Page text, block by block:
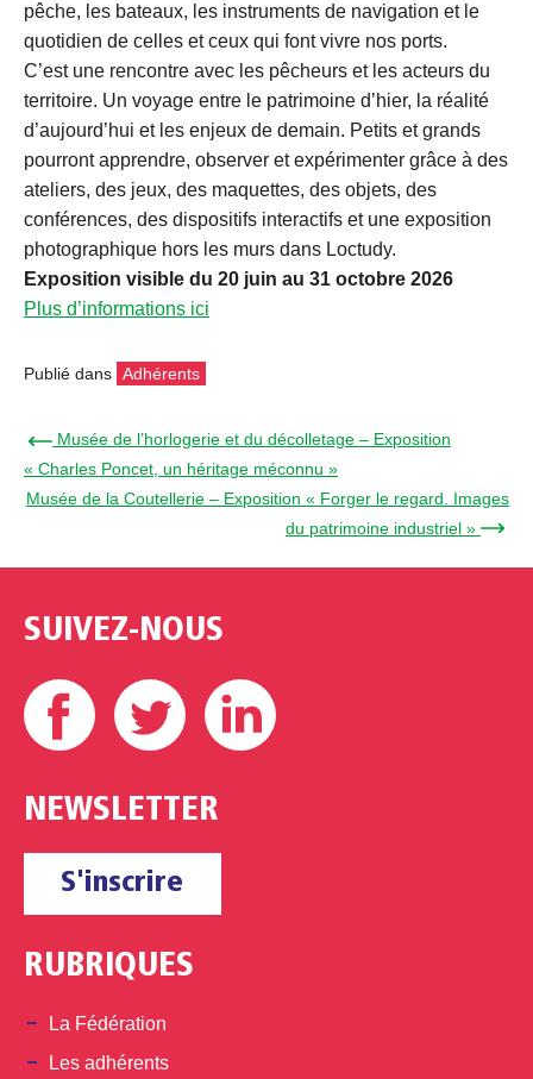
pêche, les bateaux, les instruments de navigation et le
quotidien de celles et ceux qui font vivre nos ports.
C’est une rencontre avec les pêcheurs et les acteurs du
territoire. Un voyage entre le patrimoine d’hier, la réalité
d’aujourd’hui et les enjeux de demain. Petits et grands
pourront apprendre, observer et expérimenter grâce à des
ateliers, des jeux, des maquettes, des objets, des
conférences, des dispositifs interactifs et une exposition
photographique hors les murs dans Loctudy.
Exposition visible du 20 juin au 31 octobre 2026
Plus d’informations ici
Publié dans Adhérents
← Musée de l’horlogerie et du décolletage – Exposition
« Charles Poncet, un héritage méconnu »
Musée de la Coutellerie – Exposition « Forger le regard. Images
du patrimoine industriel » →
SUIVEZ-NOUS
Facebook Twitter
NEWSLETTER
S'inscrire
RUBRIQUES
La Fédération
Les adhérents